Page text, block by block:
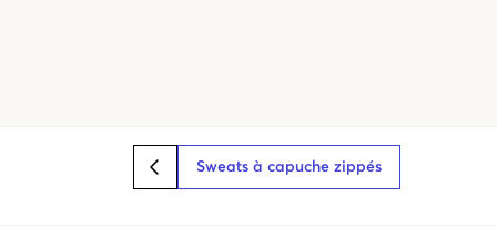
BACK Sweats à capuche zippés